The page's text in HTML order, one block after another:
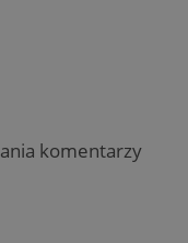
komentarzy